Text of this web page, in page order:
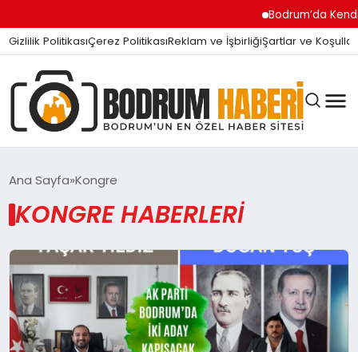
Bodrum’da Kendi
Gizlilik PolitikasıÇerez PolitikasıReklam ve İşbirliğiŞartlar ve Koşullar
BODRUM BODRUM
SIYASET
MAGAZIN
Ana Sayfa Kongre
KONGRE HABERLERI